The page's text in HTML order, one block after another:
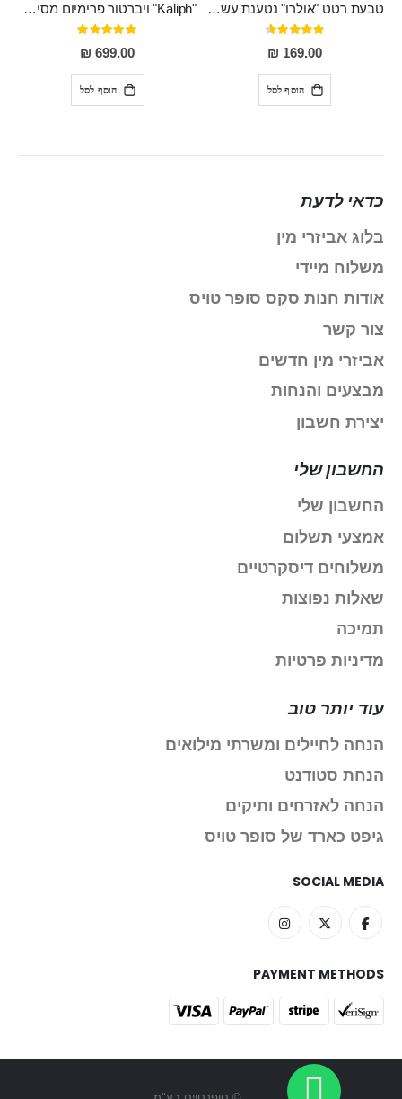
טבעת רטט "אולרו" נטענת עשויה סיליקון רפואי עם רטט חזק ומטריף חושים
דירוג:
91%
169.00 ₪
הוסף לסל
"Kaliph" ויברטור פרימיום מסיליקון רפואי , נטען, שקט במיוחד, מסתובב ומתפתל, שמנמן עם חדירה 14 סמ
דירוג:
100%
699.00 ₪
הוסף לסל
כדאי לדעת
בלוג אביזרי מין
משלוח מיידי
אודות חנות סקס סופר טויס
צור קשר
אביזרי מין חדשים
מבצעים והנחות
יצירת חשבון
החשבון שלי
החשבון שלי
אמצעי תשלום
משלוחים דיסקרטיים
שאלות נפוצות
תמיכה
מדיניות פרטיות
עוד יותר טוב
הנחה לחיילים ומשרתי מילואים
הנחת סטודנט
הנחה לאזרחים ותיקים
גיפט כארד של סופר טויס
SOCIAL MEDIA
PAYMENT METHODS